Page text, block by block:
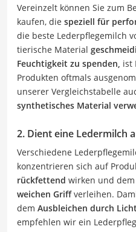
Vereinzelt können Sie zum
kaufen, die speziell für
die beste Lederpflegemilch
tierische Material
Feuchtigkeit zu spenden, ist
Produkten oftmals
unserer Vergleichstabelle
synthetisches Material
2. Dient eine Ledermilch
Verschiedene
konzentrieren sich auf
rückfettend wirken und
weichen Griffverleihen.
dem Ausbleichen durch
empfehlen wir ein